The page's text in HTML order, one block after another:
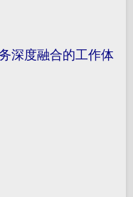
深度融合的工作体